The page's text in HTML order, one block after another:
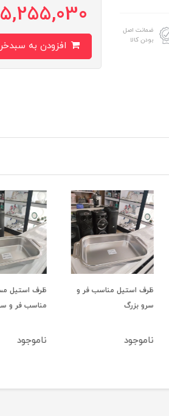
ضمانت اصل
بودن کالا
5,255,030
استیل مناسب فر و
بزرگ
ظرف استیل مستطیل
مناسب فر و سرو
ناموجود